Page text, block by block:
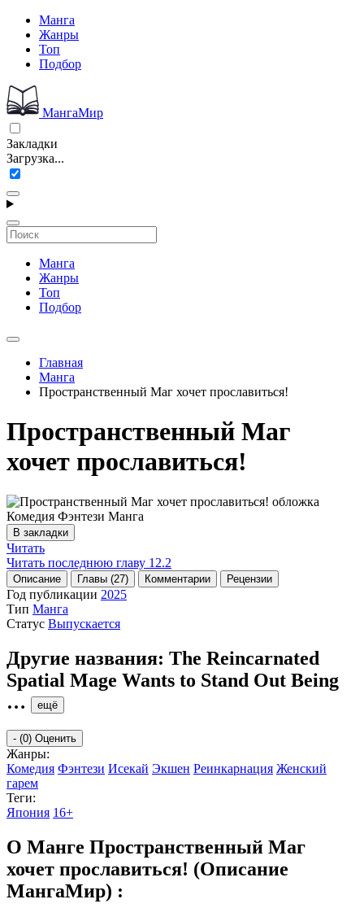
Манга
Жанры
Топ
Подбор
МангаМир
Закладки
Загрузка...
Манга
Жанры
Топ
Подбор
Главная
Манга
Пространственный Маг хочет прославиться!
Пространственный Маг
хочет прославиться!
В закладки
Читать
Читать последнюю главу 12.2
Описание Главы (27) Комментарии Рецензии
Год публикации 2025
Тип Манга
Статус Выпускается
Другие названия: The Reincarnated
Spatial Mage Wants to Stand Out Being
…
ещё
- (0) Оценить
Жанры:
Комедия Фэнтези Исекай Экшен Реинкарнация Женский
гарем
Теги:
Япония 16+
О Манге Пространственный Маг
хочет прославиться! (Описание
МангаМир) :